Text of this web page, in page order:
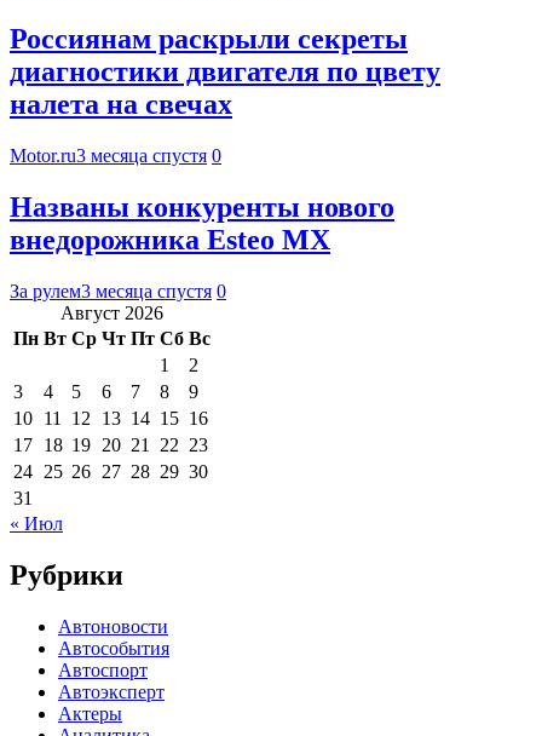
Россиянам раскрыли секреты
диагностики двигателя по цвету
налета на свечах
Motor.ru3 месяца спустя 0
Названы конкуренты нового
внедорожника Esteo MX
За рулем3 месяца спустя 0
Август 2026
Пн Вт Ср Чт Пт Сб Вс
1
2
3
4 5 6 7 8
9
10 11 12 13 14 15 16
17 18 19 20 21 22 23
24 25 26 27 28 29 30
31
« Июл
Рубрики
Автоновости
Автособытия
Автоспорт
Автоэксперт
Актеры